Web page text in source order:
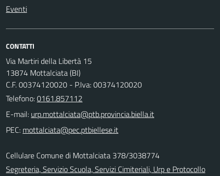
Eventi
CONTATTI
Via Martiri della Libertà 15
13874 Mottalciata (BI)
C.F. 00374120020 - P.Iva: 00374120020
Telefono:0161.857112
E-mail:
PEC:
Cellulare Comune di Mottalciata 378/3038774
Segreteria, Servizio Scuola, Servizi Cimiteriali, Urp e Protocollo